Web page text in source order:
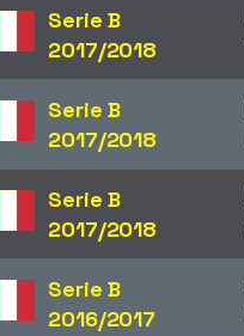
Serie B
2017/2018
Serie B
2017/2018
Serie B
2017/2018
Serie B
2016/2017